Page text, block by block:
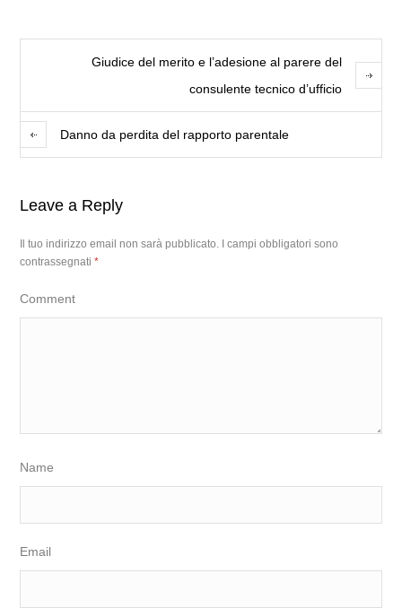
Giudice del merito e l’adesione al parere del
consulente tecnico d’ufficio
Danno da perdita del rapporto parentale
Leave a Reply
Il tuo indirizzo email non sarà pubblicato.
I campi obbligatori sono
contrassegnati*
Comment
Name
Email